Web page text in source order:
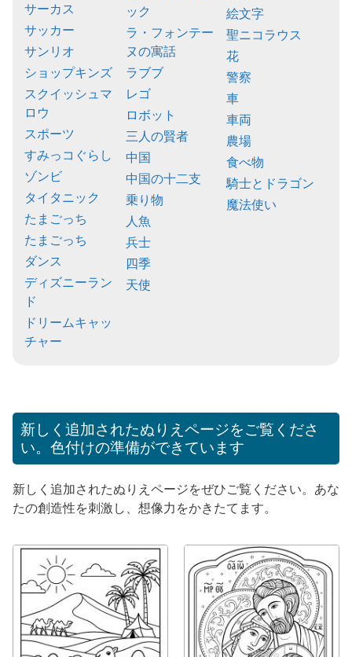
サーカス
サッカー
サンリオ
ショップキンズ
スクイッシュマ
ロウ
スポーツ
すみっコぐらし
ゾンビ
タイタニック
たまごっち
たまごっち
ダンス
ディズニーラン
ド
ドリームキャッ
チャー
ック
ラ・フォンテー
ヌの寓話
ラブブ
レゴ
ロボット
三人の賢者
中国
中国の十二支
乗り物
人魚
兵士
四季
天使
絵文字
聖ニコラウス
花
警察
車
車両
農場
食べ物
騎士とドラゴン
魔法使い
新しく追加されたぬりえページをご覧くださ
い。色付けの準備ができています
新しく追加されたぬりえページをぜひご覧ください。あな
たの創造性を刺激し、想像力をかきたてます。